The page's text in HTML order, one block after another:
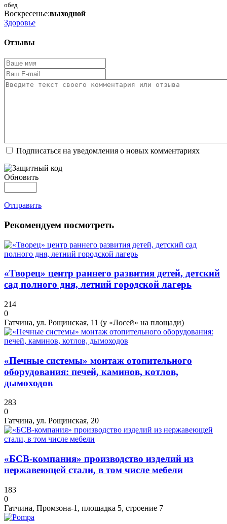
обед
Воскресенье:выходной
Здоровье
Отзывы
Подписаться на уведомления о новых комментариях
Обновить
Отправить
Рекомендуем посмотреть
«Творец» центр раннего развития детей, детский
сад полного дня, летний городской лагерь
214
0
Гатчина, ул. Рощинская, 11 (у «Лосей» на площади)
«Печные системы» монтаж отопительного
оборудования: печей, каминов, котлов,
дымоходов
283
0
Гатчина, ул. Рощинская, 20
«БСВ-компания» производство изделий из
нержавеющей стали, в том числе мебели
183
0
Гатчина, Промзона-1, площадка 5, строение 7